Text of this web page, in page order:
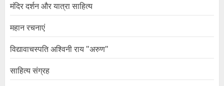
मंदिर दर्शन और यात्रा साहित्य
महान रचनाएं
विद्यावाचस्पति अश्विनी राय "अरुण"
साहित्य संग्रह